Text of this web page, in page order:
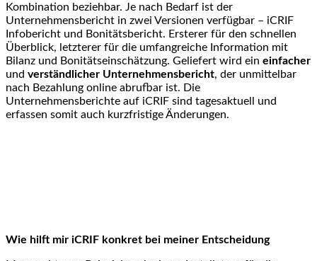
Kombination beziehbar. Je nach Bedarf ist der
Unternehmensbericht in zwei Versionen verfügbar – iCRIF
Infobericht und Bonitätsbericht. Ersterer für den schnellen
Überblick, letzterer für die umfangreiche Information mit
Bilanz und Bonitätseinschätzung. Geliefert wird ein einfacher
und verständlicher Unternehmensbericht, der unmittelbar
nach Bezahlung online abrufbar ist. Die
Unternehmensberichte auf iCRIF sind tagesaktuell und
erfassen somit auch kurzfristige Änderungen.
Wie hilft mir iCRIF konkret bei meiner Entscheidung